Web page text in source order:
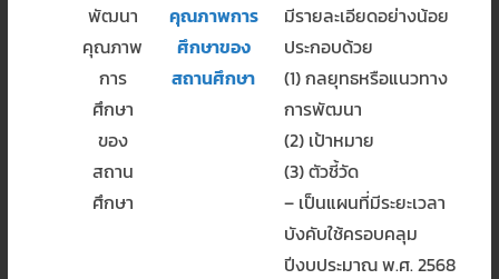
พัฒนา
คุณภาพ
การ
ศึกษา
ของ
สถาน
ศึกษา
คุณภาพการ
ศึกษาของ
สถานศึกษา
มีรายละเอียดอย่างน้อย
ประกอบด้วย
(1) กลยุทธหรือแนวทาง
การพัฒนา
(2) เป้าหมาย
(3) ตัวชี้วัด
– เป็นแผนที่มีระยะเวลา
บังคับใช้ครอบคลุม
ปีงบประมาณ พ.ศ. 2568